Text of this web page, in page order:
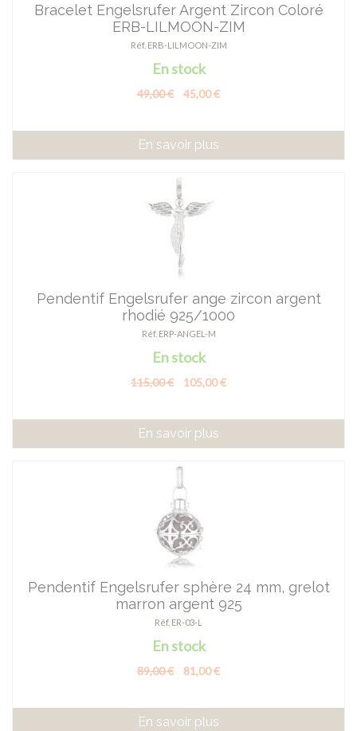
Bracelet Engelsrufer Argent Zircon Coloré
ERB-LILMOON-ZIM
Réf. ERB-LILMOON-ZIM
En stock
49,00 € 45,00 €
En savoir plus
Pendentif Engelsrufer ange zircon argent
rhodié 925/1000
Réf. ERP-ANGEL-M
En stock
115,00 € 105,00 €
En savoir plus
Pendentif Engelsrufer sphère 24 mm, grelot
marron argent 925
Réf. ER-03-L
En stock
89,00 € 81,00 €
En savoir plus